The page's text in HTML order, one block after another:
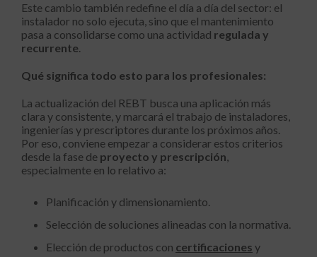
Este cambio también redefine el día a día del sector: el
instalador no solo ejecuta, sino que el mantenimiento
pasa a consolidarse como una actividad regulada y
recurrente.
Qué significa todo esto para los profesionales:
La actualización del REBT busca una aplicación más
clara y consistente, y marcará el trabajo de instaladores,
ingenierías y prescriptores durante los próximos años.
Por eso, conviene empezar a considerar estos criterios
desde la fase de proyecto y prescripción,
especialmente en lo relativo a:
Planificación y dimensionamiento.
Selección de soluciones alineadas con la normativa.
Elección de productos con certificaciones y